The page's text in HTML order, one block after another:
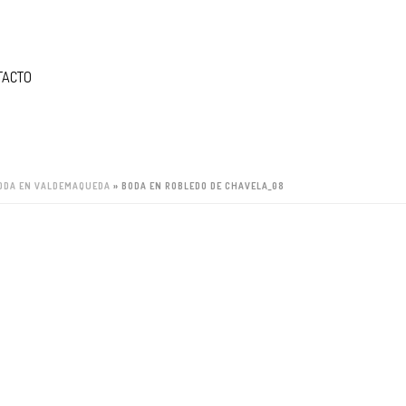
EN VALDEMAQUEDA » BODA EN ROBLEDO DE CHAVELA_08